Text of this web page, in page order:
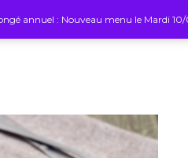
annuel : Nouveau menu le Mardi